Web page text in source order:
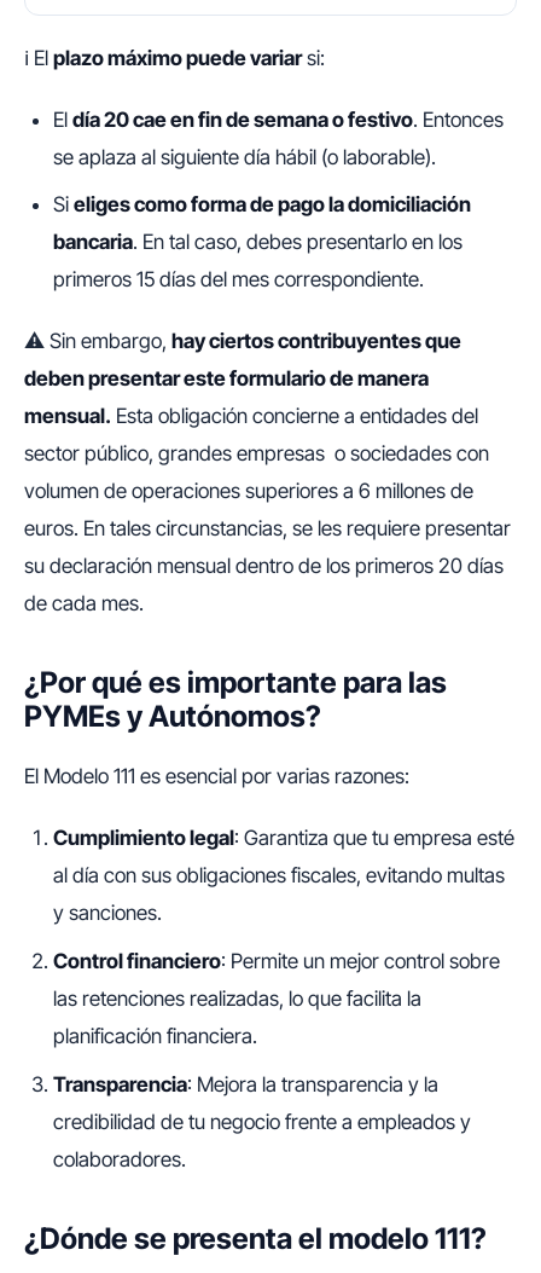
ℹ️ El plazo máximo puede variarsi:
El día 20 cae en fin de semana o festivo. Entonces
se aplaza al siguiente día hábil (o laborable).
Si eliges como forma de pago la domiciliación
bancaria. En tal caso, debes presentarlo en los
primeros 15 días del mes correspondiente.
⚠️ Sin embargo, hay ciertos contribuyentes que
deben presentar este formulario de manera
mensual. Esta obligación concierne a entidades del
sector público, grandes empresas o sociedades con
volumen de operaciones superiores a 6 millones de
euros. En tales circunstancias, se les requiere presentar
su declaración mensual dentro de los primeros 20 días
de cada mes.
¿Por qué es importante para las
PYMEs y Autónomos?
El Modelo 111 es esencial por varias razones:
Cumplimiento legal: Garantiza que tu empresa esté
al día con sus obligaciones fiscales, evitando multas
y sanciones.
Control financiero: Permite un mejor control sobre
las retenciones realizadas, lo que facilita la
planificación financiera.
Transparencia: Mejora la transparencia y la
credibilidad de tu negocio frente a empleados y
colaboradores.
¿Dónde se presenta el modelo 111?